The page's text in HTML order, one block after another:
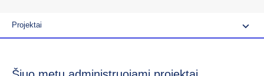
Projektai